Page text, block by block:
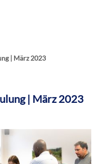
| März 2023
| März 2023